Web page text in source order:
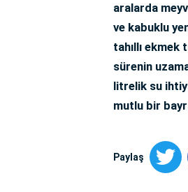
aralarda
ve kabuklu
tahıllı ekmek
sürenin
litrelik su
mutlu bir
Paylaş